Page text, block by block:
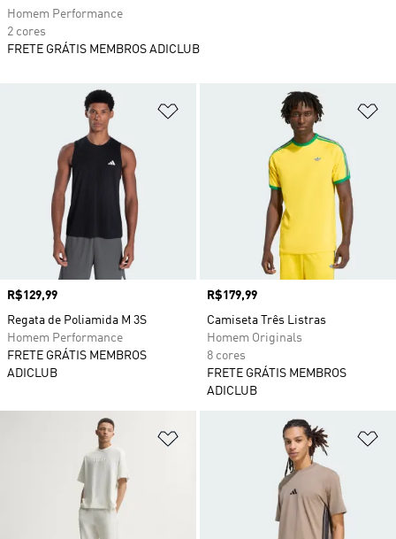
Adicionar à Lista de Desejos
Preço
R$129,99
Regata de Poliamida M 3S
Homem Performance
FRETE GRÁTIS MEMBROS
ADICLUB
Preço
R$179,99
Camiseta Três Listras
Homem Originals
8 cores
FRETE GRÁTIS MEMBROS
ADICLUB
Adicionar à Lista de Desejos
Homem Performance
2 cores
FRETE GRÁTIS MEMBROS ADICLUB